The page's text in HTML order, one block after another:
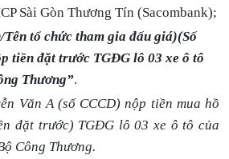
Sài Gòn Thương Tín (Sacombank);
Tên tổ chức tham gia đấu giá)(Số
tiền đặt trước TGĐG lô 03 xe ô tô
Thương”.
Văn A (số CCCD) nộp tiền mua hồ
đặt trước) TGĐG lô 03 xe ô tô của
Công Thương.